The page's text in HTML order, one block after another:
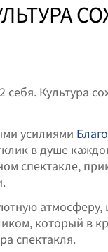
себя. Культура
усилиями
в душе
спектакле,
атмосферу,
который в
спектакля.